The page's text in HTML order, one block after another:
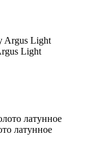
Light
латунное